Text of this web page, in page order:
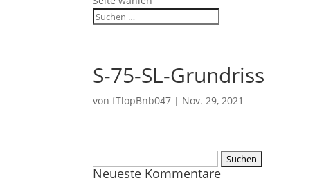
S-75-SL-Grundriss
vonfTlopBnb047 | Nov. 29, 2021
nach:
Neueste Kommentare